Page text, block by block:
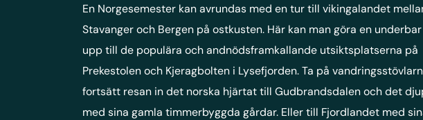
En Norgesemester kan avrundas med en tur till vikingalandet
Stavanger och Bergen på ostkusten. Här kan man göra en
upp till de populära och andnödsframkallande utsiktsplatserna på
Prekestolen och Kjeragbolten i Lysefjorden. Ta på
fortsätt resan in det norska hjärtat till Gudbrandsdalen och det
med sina gamla timmerbyggda gårdar. Eller till Fjordlandet med